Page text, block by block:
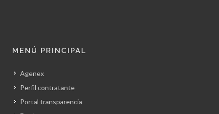
MENÚ PRINCIPAL
Agenex
Perfil contratante
Portal transparencia